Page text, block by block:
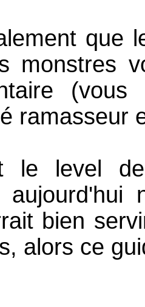
que
monstres
ramasseur
le level
bien
alors ce